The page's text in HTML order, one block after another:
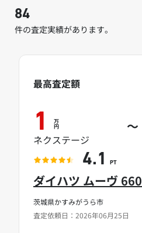
84
件の査定実績があります。
茨城県かすみがうら市
査定依頼日：2026年06月25日
ダイハツ ムーヴ
最高査定額
1 万
円 ～
ネクステージ
4.1 PT